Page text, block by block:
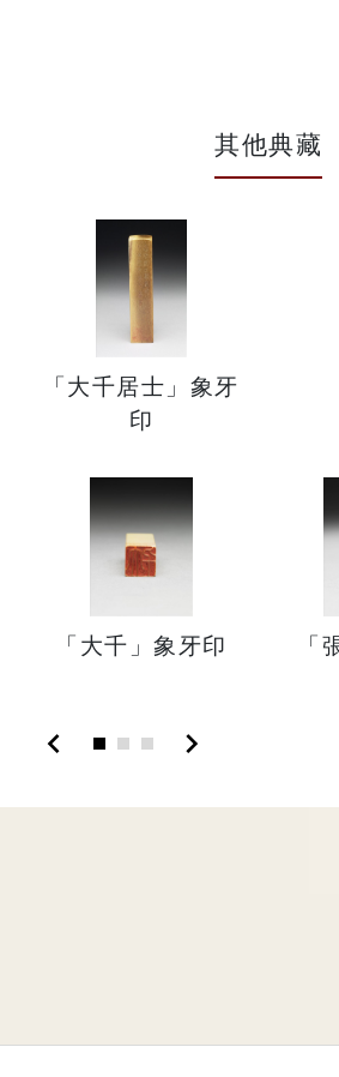
其他典藏
「大千居士」象牙
印
「大千」象牙印
「
chevron_left chevron_right